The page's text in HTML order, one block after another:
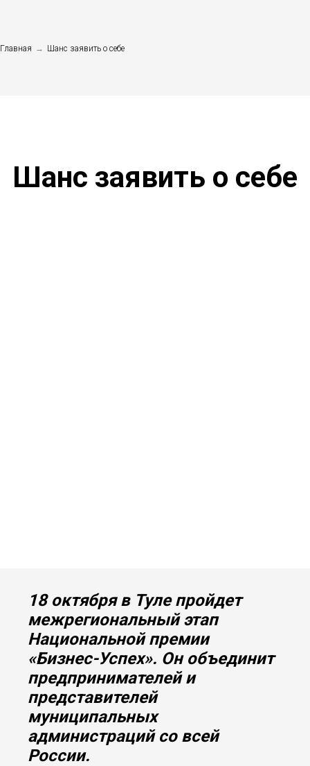
Главная → Шанс заявить о себе
Шанс заявить о себе
18 октября в Туле пройдет
межрегиональный этап
Национальной премии
«Бизнес-Успех». Он объединит
предпринимателей и
представителей
муниципальных
администраций со всей
России.